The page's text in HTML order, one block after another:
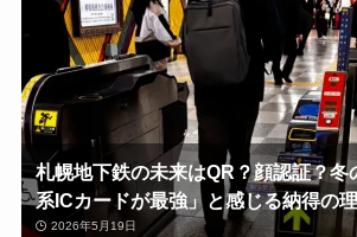
札幌地下鉄の未来はQR？顔認証？冬
系ICカードが最強」と感じる納得の
2026年5月19日